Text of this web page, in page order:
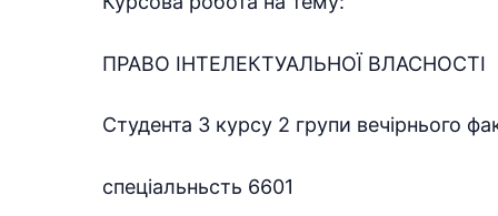
ПРАВО ІНТЕЛЕКТУАЛЬНОЇ ВЛАСНОСТІ
Студента 3 курсу 2 групи вечірнього
спеціальньсть 6601